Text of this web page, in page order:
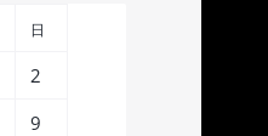
日
2
9